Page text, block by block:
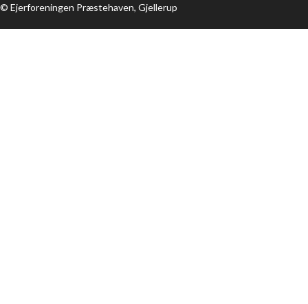
© Ejerforeningen Præstehaven, Gjellerup